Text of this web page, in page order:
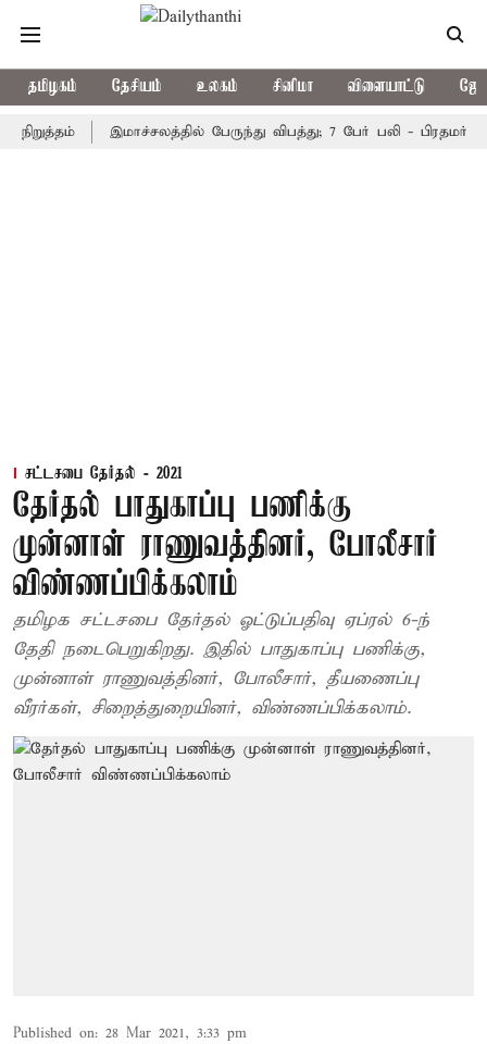
தமிழகம் தேசியம் உலகம் சினிமா விளையாட்டு
இமாச்சலத்தில் பேருந்து விபத்து; 7 பேர் பலி - பிரதமர் மோடி
சட்டசபை தேர்தல் - 2021
தேர்தல் பாதுகாப்பு பணிக்கு
முன்னாள் ராணுவத்தினர், போலீசார்
விண்ணப்பிக்கலாம்
தமிழக சட்டசபை தேர்தல் ஓட்டுப்பதிவு ஏப்ரல் 6-ந்
தேதி நடைபெறுகிறது. இதில் பாதுகாப்பு பணிக்கு,
முன்னாள் ராணுவத்தினர், போலீசார், தீயணைப்பு
வீரர்கள், சிறைத்துறையினர், விண்ணப்பிக்கலாம்.
Published on: 28 Mar 2021, 3:33 pm